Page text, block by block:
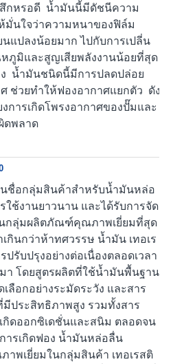
กหรอดี น้ำมันนี้มีดัชนีความ
มั่นใจว่าความหนาของฟิล์ม
นแปลงน้อยมาก ไปกับการเปลี่น
ภูมิและสูญเสียพลังงานน้อยที่สุด
น้ำมันชนิดนี้มีการปลดปล่อย
ศ ช่วยทำให้ฟองอากาศแยกตัว ดัง
การเกิดโพรงอากาศของปั๊มและ
ดพลาด
นชื่อกลุ่มสินค้าสำหรับน้ำมันหล่อ
ใช้งานยาวนาน และได้รับการจัด
กลุ่มผลิตภัณฑ์คุณภาพเยี่ยมที่สุด
เกินกว่าห้าทศวรรษ น้ำมัน เทอเร
ปรับปรุงอย่างต่อเนื่องตลอดเวลา
า โดยสูตรผลิตที่ใช้น้ำมันพื้นฐาน
ลือกอย่างระมัดระวัง และสาร
ประสิทธิภาพสูง รวมทั้งสาร
กิดออกซิเดชั่นและสนิม ตลอดจน
ารเกิดฟอง น้ำมันหล่อลื่น
าพเยี่ยมในกลุ่มสินค้า เทอเรสติ